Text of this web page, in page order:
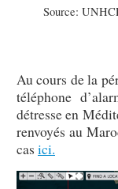
Source:
Au cours de la
téléphone
détresse en
renvoyés au
cas ici.